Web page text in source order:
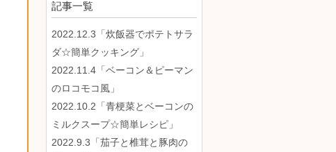
記事一覧
2022.12.3「炊飯器でポテトサラ
ダ☆簡単クッキング」
2022.11.4「ベーコン＆ピーマン
のロコモコ風」
2022.10.2「青梗菜とベーコンの
ミルクスープ☆簡単レシピ」
2022.9.3「茄子と椎茸と豚肉の